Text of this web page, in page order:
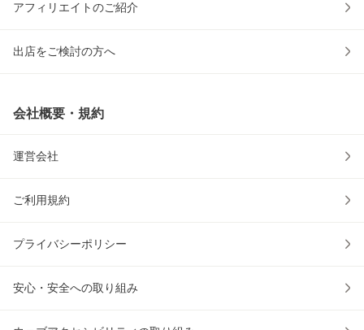
アフィリエイトのご紹介
出店をご検討の方へ
会社概要・規約
運営会社
ご利用規約
プライバシーポリシー
安心・安全への取り組み